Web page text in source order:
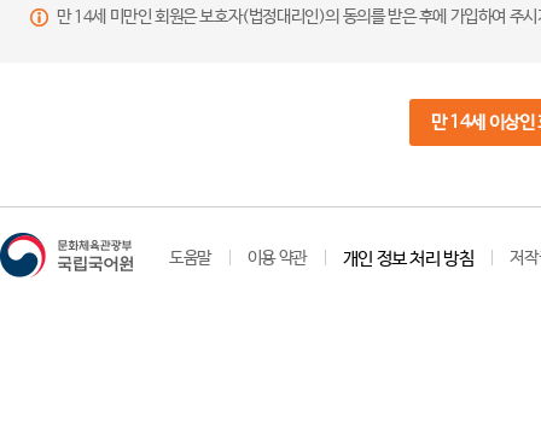
만 14세 미만인 회원은 보호자(법정대리인)의 동의를 받은 후에 가입하여 주
만 14세 이상인
도움말 이용 약관 개인 정보 처리 방침 저